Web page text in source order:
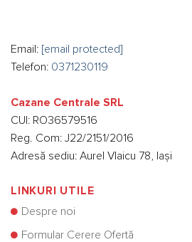
Email: [email protected]
Telefon: 0371230119
Cazane Centrale SRL
CUI: RO36579516
Reg. Com: J22/2151/2016
Adresă sediu: Aurel Vlaicu 78, Iași
LINKURI UTILE
Despre noi
Formular Cerere Ofertă